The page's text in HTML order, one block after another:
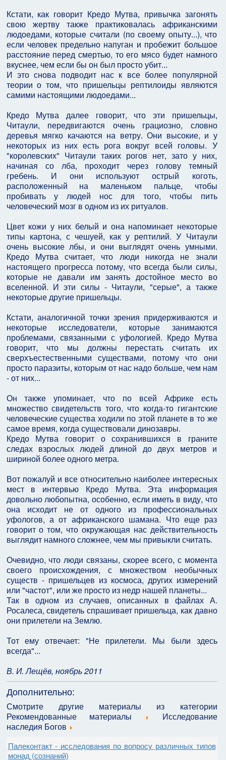
Кстати, как говорит Кредо Мутва, привычка загонять
свою жертву также практиковалась африканскими
людоедами, которые считали (по своему опыту...), что
если человек предельно напуган и пробежит большое
расстояние перед смертью, то его мясо будет намного
вкуснее, чем если бы он был просто убит...
И это снова подводит нас к все более популярной
теории о том, что пришельцы рептилоиды являются
самими настоящими людоедами...
Кредо Мутва далее говорит, что эти пришельцы,
Читаули, передвигаются очень грациозно, словно
деревья мягко качаются на ветру. Они высокие, и у
некоторых из них есть рога вокруг всей головы. У
"королевских" Читаули таких рогов нет, зато у них,
начиная со лба, проходит через голову темный
гребень. И они используют острый коготь,
расположенный на маленьком пальце, чтобы
пробивать у людей нос для того, чтобы пить
человеческий мозг в одном из их ритуалов.
Цвет кожи у них белый и она напоминает некоторые
типы картона, с чешуей, как у рептилий. У Читаули
очень высокие лбы, и они выглядят очень умными.
Кредо Мутва считает, что люди никогда не знали
настоящего прогресса потому, что всегда были силы,
которые не давали им занять достойное место во
вселенной. И эти силы - Читаули, "серые", а также
некоторые другие пришельцы.
Кстати, аналогичной точки зрения придерживаются и
некоторые исследователи, которые занимаются
проблемами, связанными с уфологией. Кредо Мутва
говорит, что мы должны перестать считать их
сверхъестественными существами, потому что они
просто паразиты, которым от нас надо больше, чем нам
- от них...
Он также упоминает, что по всей Африке есть
множество свидетельств того, что когда-то гигантские
человеческие существа ходили по этой планете в то же
самое время, когда существовали динозавры.
Кредо Мутва говорит о сохранившихся в граните
следах взрослых людей длиной до двух метров и
шириной более одного метра.
Вот пожалуй и все относительно наиболее интересных
мест в интервью Кредо Мутва. Эта информация
довольно любопытна, особенно, если иметь в виду, что
она исходит не от одного из профессиональных
уфологов, а от африканского шамана. Что еще раз
говорит о том, что окружающая нас действительность
выглядит намного сложнее, чем мы привыкли считать.
Очевидно, что люди связаны, скорее всего, с момента
своего происхождения, с множеством необычных
существ - пришельцев из космоса, других измерений
или "частот", или же просто из недр нашей планеты...
Так в одном из случаев, описанных в файлах А.
Росалеса, свидетель спрашивает пришельца, как давно
они прилетели на Землю.
Тот ему отвечает: "Не прилетели. Мы были здесь
всегда"...
В. И. Лещёв, ноябрь 2011
Дополнительно:
Смотрите другие материалы из категории
Рекомендованные материалы
Исследование
наследия Богов
Палеконтакт - исследования по вопросу различных типов
монад (сознаний)